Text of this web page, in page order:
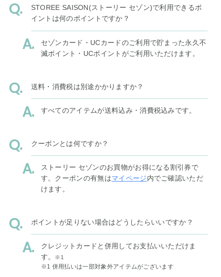
STOREE SAISON(ストーリー セゾン)で利用できるポ
イントは何のポイントですか？
セゾンカード・UCカードのご利用で貯まった永久不
滅ポイント・UCポイントがご利用いただけます。
送料・消費税は別途かかりますか？
すべてのアイテムが送料込み・消費税込みです。
クーポンとは何ですか？
ストーリー セゾンのお買物がお得になる割引券で
す。クーポンの有無はマイページ内でご確認いただ
けます。
ポイントが足りない場合はどうしたらいいですか？
クレジットカードと併用してお支払いいただけま
す。
※1
※1 併用払いは一部対象外アイテムがございます